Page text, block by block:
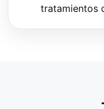
tratamientos